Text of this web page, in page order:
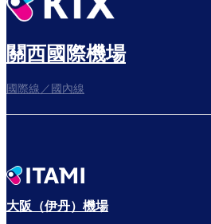
關西國際機場
國際線／國內線
大阪（伊丹）機場